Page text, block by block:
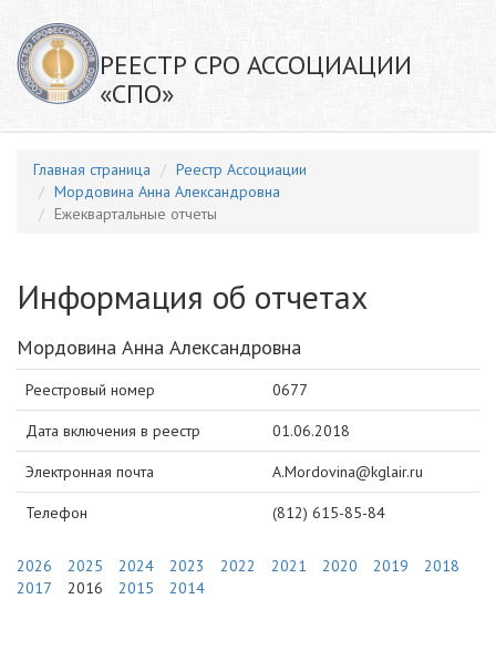
РЕЕСТР СРО АССОЦИАЦИИ
«СПО»
Главная страница
Реестр Ассоциации
Мордовина Анна Александровна
Ежеквартальные отчеты
Информация об отчетах
Мордовина Анна Александровна
Реестровый номер 0677
Дата включения в реестр 01.06.2018
Электронная почта A.Mordovina@kglair.ru
Телефон (812) 615-85-84
2026 2025 2024 2023 2022 2021 2020 2019
2018
2017
2016 2015 2014